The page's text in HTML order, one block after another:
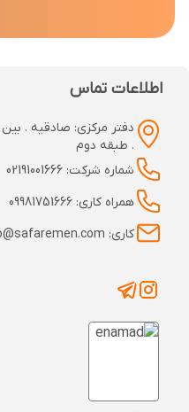
اطلاعات تماس
. طبقه دوم
شماره شرکت: 02191001666
همراه کاری: 09981751666
کاری: info@safaremen.com